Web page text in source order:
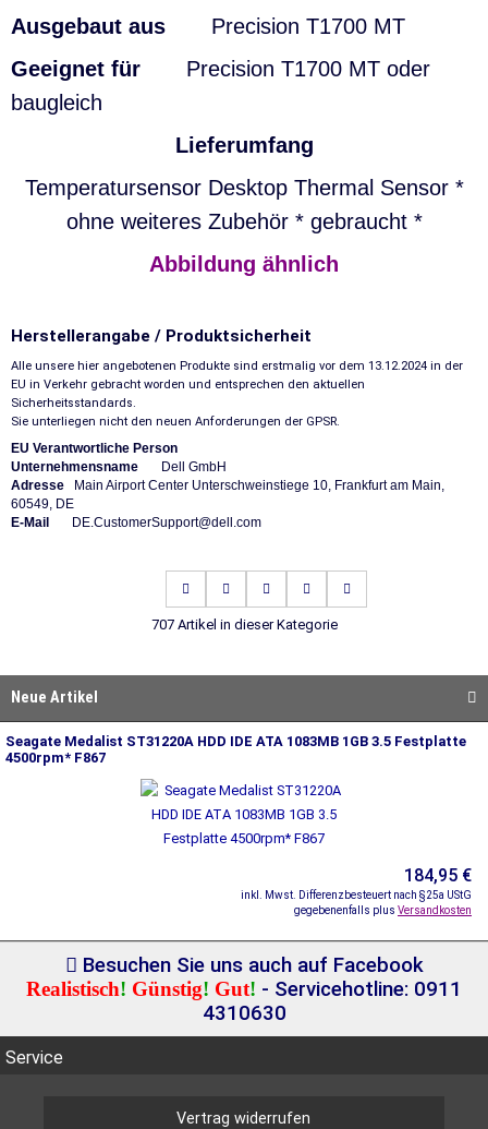
Ausgebaut aus
Precision T1700 MT
Geeignet für
Precision T1700 MT oder
baugleich
Lieferumfang
Temperatursensor Desktop Thermal Sensor *
ohne weiteres Zubehör * gebraucht *
Abbildung ähnlich
Herstellerangabe / Produktsicherheit
Alle unsere hier angebotenen Produkte sind erstmalig vor dem 13.12.2024 in der
EU in Verkehr gebracht worden und entsprechen den aktuellen
Sicherheitsstandards.
Sie unterliegen nicht den neuen Anforderungen der GPSR.
EU Verantwortliche Person
Unternehmensname Dell GmbH
Adresse Main Airport Center Unterschweinstiege 10, Frankfurt am Main,
60549, DE​​​​​​​
E-Mail
DE.CustomerSupport@dell.com
707 Artikel in dieser Kategorie
Neue Artikel
Seagate Medalist ST31220A HDD IDE ATA 1083MB 1GB 3.5 Festplatte
4500rpm* F867
184,95 €
inkl. Mwst. Differenzbesteuert nach §25a UStG
gegebenenfalls plus Versandkosten
Besuchen Sie uns auch auf Facebook
Realistisch! Günstig! Gut! - Servicehotline: 0911
4310630
Service
Vertrag widerrufen